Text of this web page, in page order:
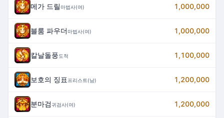
메가 드릴 마법사(여) 1,000,000
블룸 파우더 마법사(여) 1,000,000
칼날돌풍도적 1,100,000
보호의 징표 프리스트(남) 1,200,000
분마검귀검사(여) 1,200,000